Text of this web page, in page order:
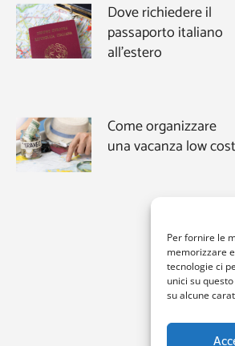
Per fornire le
memorizzare
tecnologie ci
unici su
su alcune
Dove richiedere il
passaporto italiano
all’estero
Come organizzare
una vacanza low cost